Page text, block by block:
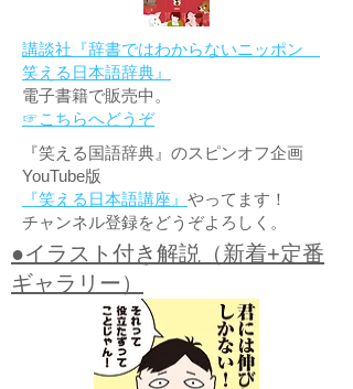
講談社『辞書ではわからないニッポン
笑える日本語辞典』
電子書籍で販売中。
☞こちらへどうぞ
『笑える国語辞典』のスピンオフ企画
YouTube版
『笑える日本語講座』 やってます！
チャンネル登録をどうぞよろしく。
●イラスト付き解説（新着+定番
ギャラリー）